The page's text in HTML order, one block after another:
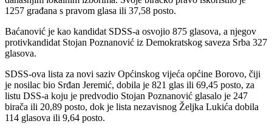
1257 građana s pravom glasa ili 37,58 posto.
Baćanović je kao kandidat SDSS-a osvojio 875 glasova, a njegov
protivkandidat Stojan Poznanović iz Demokratskog saveza Srba 327
glasova.
SDSS-ova lista za novi saziv Općinskog vijeća općine Borovo, čiji
je nosilac bio Srđan Jeremić, dobila je 821 glas ili 69,45 posto, za
listu DSS-a koju je predvodio Stojan Poznanović glasalo je 247
birača ili 20,89 posto, dok je lista nezavisnog Željka Lukića dobila
114 glasova ili 9,64 posto.